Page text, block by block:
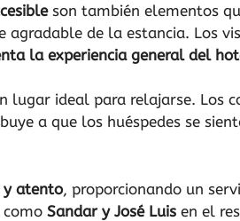
son también elementos
agradable de la estancia. Los
la experiencia general del
lugar ideal para relajarse. Los
a que los huéspedes se
atento, proporcionando un
como Sandar y José Luis en el